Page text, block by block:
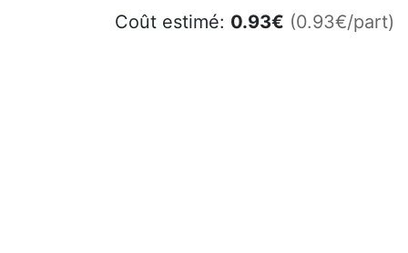
Coût estimé: 0.93€ (0.93€/part)